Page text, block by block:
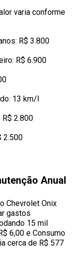
varia conforme
R$ 3.800
R$ 6.900
13 km/l
2.800
2.500
Anual
Chevrolet Onix
gastos
15 mil
6,00 e Consumo
cerca de R$ 577